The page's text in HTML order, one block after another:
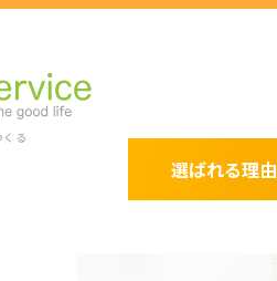
くる
選ばれる理由